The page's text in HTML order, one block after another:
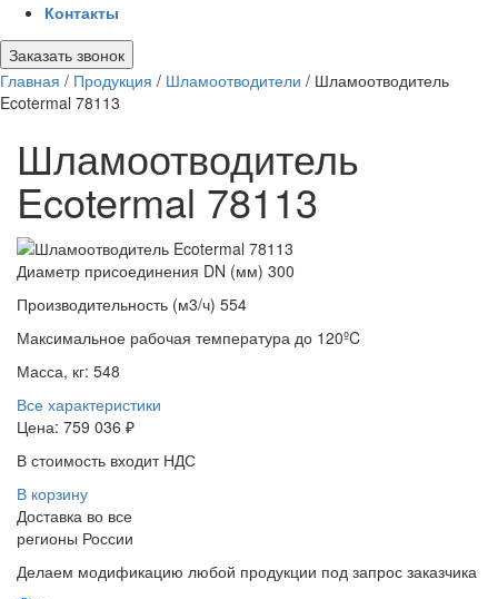
Контакты
Заказать звонок
Главная / Продукция / Шламоотводители / Шламоотводитель
Ecotermal 78113
Шламоотводитель
Ecotermal 78113
Диаметр присоединения DN (мм) 300
Производительность (м3/ч) 554
Максимальное рабочая температура до 120ºC
Масса, кг: 548
Все характеристики
Цена: 759 036 ₽
В стоимость входит НДС
В корзину
Доставка во все
регионы России
Делаем модификацию любой продукции под запрос заказчика